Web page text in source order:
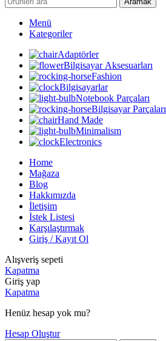
Menü
Kategoriler
Adaptörler
Bilgisayar Aksesuarları
Fashion
Bilgisayarlar
Notebook Parçaları
Bilgisayar Parçaları
Hand Made
Minimalism
Electronics
Home
Mağaza
Blog
Hakkımızda
İletişim
İstek Listesi
Karşılaştırmak
Giriş / Kayıt Ol
Alışveriş sepeti
Kapatma
Giriş yap
Kapatma
Henüz hesap yok mu?
Hesap Oluştur